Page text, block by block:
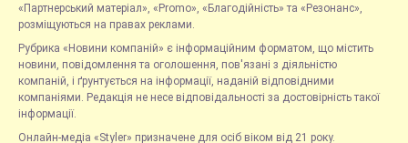
«Партнерський матеріал», «Promo», «Благодійність» та «Резонанс»,
розміщуються на правах реклами.
Рубрика «Новини компаній» є інформаційним форматом, що містить
новини, повідомлення та оголошення, пов'язані з діяльністю
компаній, і ґрунтується на інформації, наданій відповідними
компаніями. Редакція не несе відповідальності за достовірність такої
інформації.
Онлайн-медіа «Styler» призначене для осіб віком від 21 року.